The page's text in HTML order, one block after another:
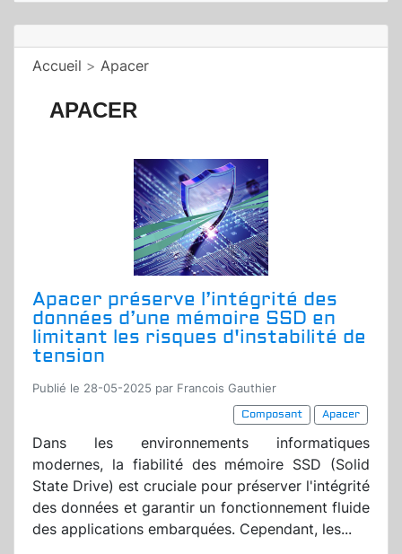
Accueil > Apacer
APACER
Apacer préserve l’intégrité des
données d’une mémoire SSD en
limitant les risques d'instabilité de
tension
Publié le 28-05-2025 par Francois Gauthier
Composant
Apacer
Dans les environnements informatiques
modernes, la fiabilité des mémoire SSD (Solid
State Drive) est cruciale pour préserver l'intégrité
des données et garantir un fonctionnement fluide
des applications embarquées. Cependant, les...